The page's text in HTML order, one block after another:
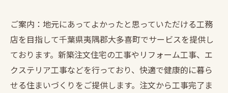
ご案内：地元にあってよかったと思っていただける工務
店を目指して千葉県夷隅郡大多喜町でサービスを提供し
ております。新築注文住宅の工事やリフォーム工事、エ
クステリア工事などを行っており、快適で健康的に暮ら
せる住まいづくりをご提供します。注文から工事完了ま